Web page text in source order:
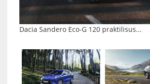
Dacia Sandero Eco-G 120 praktilisus...